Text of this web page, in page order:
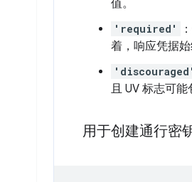
值。
'required'
着，响应凭据
'discouraged'
且 UV 标志可能
用于创建通行密